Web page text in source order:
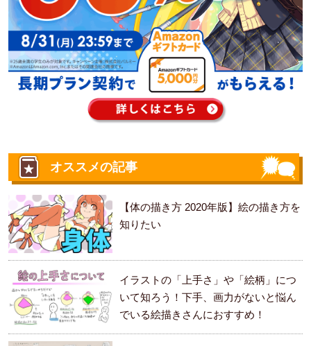
オススメの記事
【体の描き方 2020年版】絵の描き方を
知りたい
イラストの「上手さ」や「絵柄」につ
いて知ろう！下手、画力がないと悩ん
でいる絵描きさんにおすすめ！